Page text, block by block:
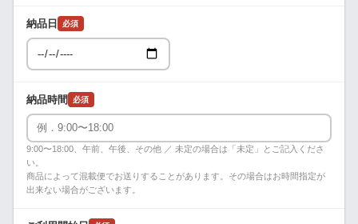
納品日 必須
納品時間 必須
9:00〜18:00、午前、午後、その他 ／ 未定の場合は「未定」とご記入くださ
い。
商品によって混載便でお送りすることがあります。その場合はお時間指定が
出来ない場合がございます。